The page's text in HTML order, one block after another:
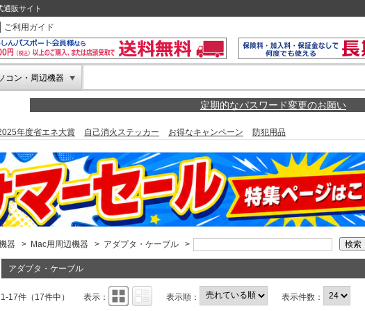
販サイト
ご利用ガイド
コン・周辺機器
定期的なパスワード変更のお願い
年度省エネ大賞 自己消火ステッカー お得なキャンペーン 防犯用品
器 > Mac用周辺機器 > アダプタ・ケーブル >
アダプタ・ケーブル
1-17件（17件中） 表示： 表示順： 表示件数：